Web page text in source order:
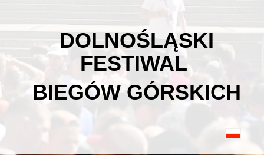
DOLNOŚLĄSKI
FESTIWAL
BIEGÓW GÓRSKICH